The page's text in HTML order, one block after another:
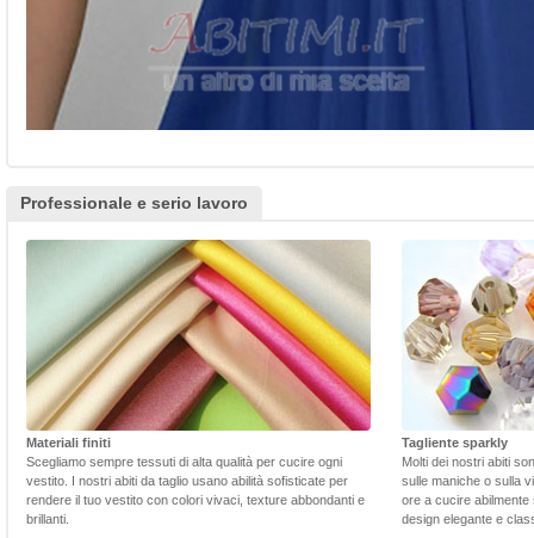
Professionale e serio lavoro
Materiali finiti
Scegliamo sempre tessuti di alta qualità per cucire ogni
vestito. I nostri abiti da taglio usano abilità sofisticate per
rendere il tuo vestito con colori vivaci, texture abbondanti e
brillanti.
Tagliente sparkly
Molti dei nostri abiti
sulle maniche o sulla
ore a cucire
design elegante e